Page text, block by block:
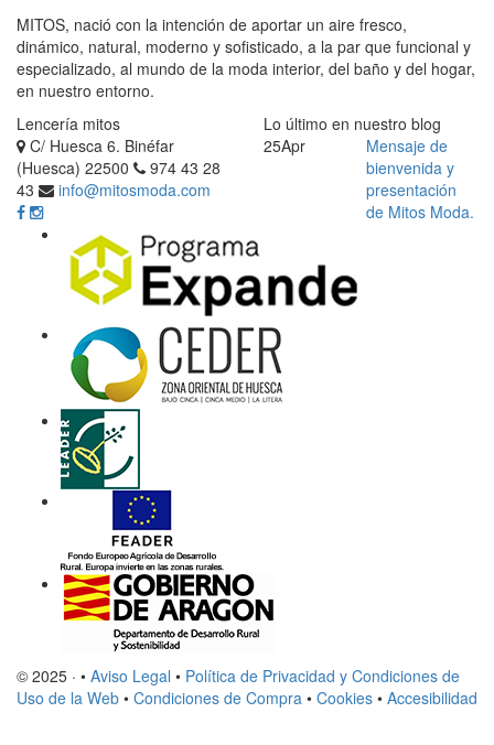
MITOS, nació con la intención de aportar un aire fresco,
dinámico, natural, moderno y sofisticado, a la par que funcional y
especializado, al mundo de la moda interior, del baño y del hogar,
en nuestro entorno.
Lencería mitos
C/ Huesca 6. Binéfar
(Huesca) 22500
974 43 28
43
info@mitosmoda.com
Lo último en nuestro blog
25Apr
Mensaje de
bienvenida y
presentación
de Mitos Moda.
© 2025 · • Aviso Legal • Política de Privacidad y Condiciones de
Uso de la Web • Condiciones de Compra • Cookies • Accesibilidad